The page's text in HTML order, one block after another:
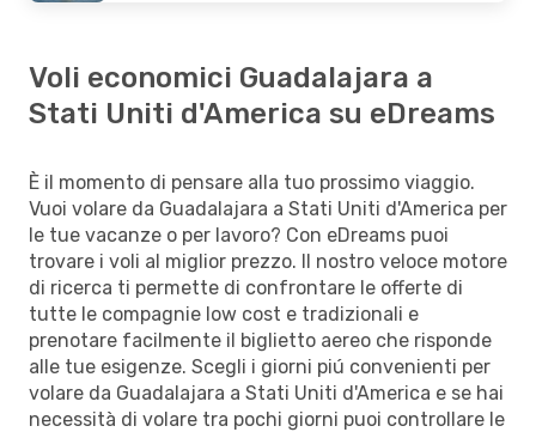
Voli economici Guadalajara a
Stati Uniti d'America su eDreams
È il momento di pensare alla tuo prossimo viaggio.
Vuoi volare da Guadalajara a Stati Uniti d'America per
le tue vacanze o per lavoro? Con eDreams puoi
trovare i voli al miglior prezzo. Il nostro veloce motore
di ricerca ti permette di confrontare le offerte di
tutte le compagnie low cost e tradizionali e
prenotare facilmente il biglietto aereo che risponde
alle tue esigenze. Scegli i giorni piú convenienti per
volare da Guadalajara a Stati Uniti d'America e se hai
necessità di volare tra pochi giorni puoi controllare le